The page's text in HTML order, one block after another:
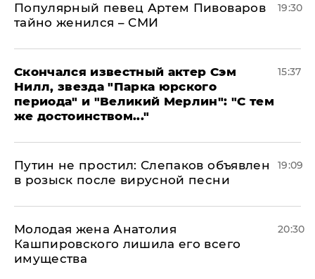
Популярный певец Артем Пивоваров
тайно женился – СМИ
19:30
Скончался известный актер Сэм
Нилл, звезда "Парка юрского
периода" и "Великий Мерлин": "С тем
же достоинством..."
15:37
Путин не простил: Слепаков объявлен
в розыск после вирусной песни
19:09
Молодая жена Анатолия
Кашпировского лишила его всего
имущества
20:30